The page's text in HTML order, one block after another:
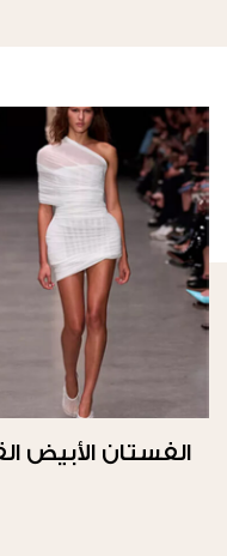
الفستان الأبيض